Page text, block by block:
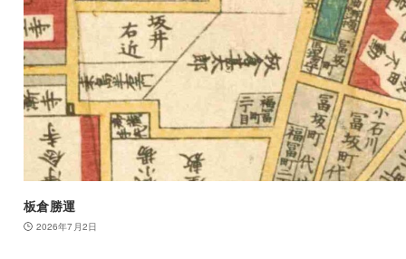
板倉勝運
2026年7月2日